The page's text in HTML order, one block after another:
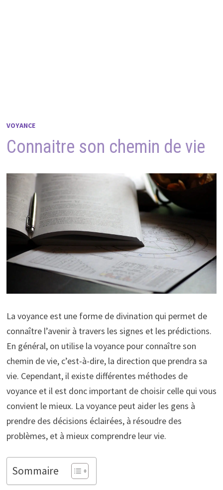
VOYANCE
Connaitre son chemin de vie
La voyance est une forme de divination qui permet de
connaître l’avenir à travers les signes et les prédictions.
En général, on utilise la voyance pour connaître son
chemin de vie, c’est-à-dire, la direction que prendra sa
vie. Cependant, il existe différentes méthodes de
voyance et il est donc important de choisir celle qui vous
convient le mieux. La voyance peut aider les gens à
prendre des décisions éclairées, à résoudre des
problèmes, et à mieux comprendre leur vie.
Sommaire